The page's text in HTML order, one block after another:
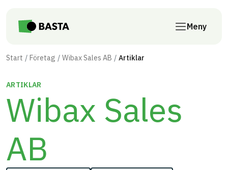
Meny
Start Företag Wibax Sales AB Artiklar
ARTIKLAR
Wibax Sales
AB